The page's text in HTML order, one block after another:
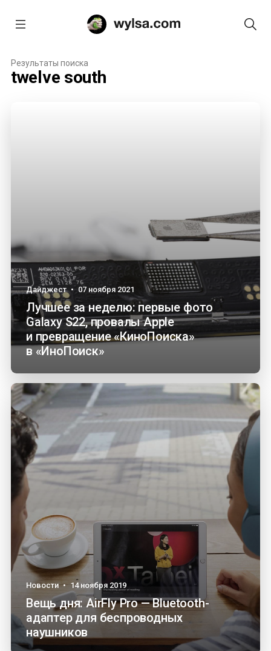
Результаты поиска
twelve south
Дайджест • 07 ноября 2021
Лучшее за неделю: первые фото
Galaxy S22, провалы Apple
и превращение «КиноПоиска»
в «ИноПоиск»
Новости • 14 ноября 2019
Вещь дня: AirFly Pro — Bluetooth-
адаптер для беспроводных
наушников